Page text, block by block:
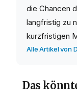
die Chancen
langfristig zu
kurzfristigen
Alle Artikel von
Das